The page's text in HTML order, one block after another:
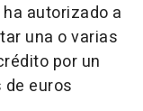
autorizado a
una o varias
por un
euros